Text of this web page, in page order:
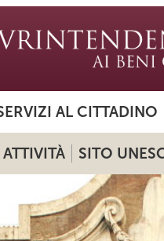
AL CITTADINO
ATTIVITÀ SITO